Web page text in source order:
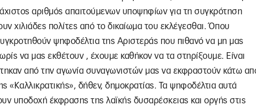
αριθμός απαιτούμενων υποψηφίων για τη συγκρότηση
χιλιάδες πολίτες από το δικαίωμα του εκλέγεσθαι. Όπου
ψηφοδέλτια της Αριστεράς που πιθανό να μη μας
να μας εκθέτουν , έχουμε καθήκον να τα στηρίξουμε. Είναι
από την αγωνία συναγωνιστών μας να εκφραστούν κάτω
«Καλλικρατικής», δήθεν, δημοκρατίας. Τα ψηφοδέλτια αυτά
υποδοχή έκφρασης της λαϊκής δυσαρέσκειας και οργής στις